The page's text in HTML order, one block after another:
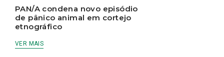
PAN/A condena novo episódio
de pânico animal em cortejo
etnográfico
VER MAIS